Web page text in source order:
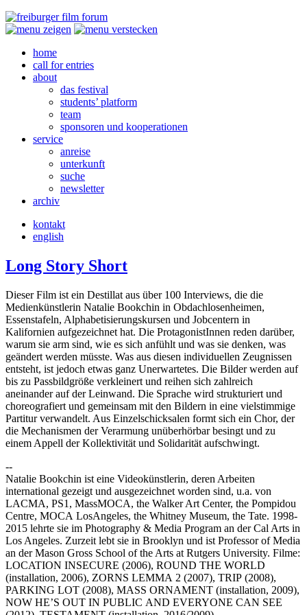
home
call for entries
about
das festival
students’ platform
team
sponsoren und kooperationen
service
anreise
unterkunft
suche
newsletter
archiv
kontakt
english
Long Story Short
Dieser Film ist ein Destillat aus über 100 Interviews, die die
Medienkünstlerin Natalie Bookchin in Obdachlosenheimen,
Essenstafeln, Alphabetisierungskursen und Jobcentern in
Kalifornien aufgezeichnet hat. Die ProtagonistInnen reden darüber,
warum sie arm sind, wie es sich anfühlt und was sie denken, was
geändert werden müsste. Was aus diesen individuellen Zeugnissen
entsteht, ist jedoch etwas ganz Unerwartetes. Die Bilder werden auf
bis zu Passbildgröße verkleinert und reihen sich zahlreich
aneinander auf der Leinwand. Die Sprache wird strukturiert und
choreografiert und gemeinsam mit den Bildern in eine vielstimmige
Partitur verwandelt. Aus Einzelschicksalen formt sich ein Chor, der
die Mechanismen der Verarmung unüberhörbar besingt und zu
einem Appell der Kollektivität und Solidarität aufschwingt.
--
Natalie Bookchin ist eine Videokünstlerin, deren Arbeiten
international gezeigt und ausgezeichnet worden sind, u.a. von
LACMA, PS1 , MassMOCA, the Walker Art Center, the Pompidou
Centre, MOCA LosAngeles, the Whitney Museum, the Tate. 1998-
2015 lehrte sie im Photography & Media Program an der Cal Arts in
Los Angeles. Zurzeit lebt sie in Brooklyn und ist Professor of Media
an der Mason Gross School of the Arts at Rutgers University. Filme:
LOCATION INSECURE (2006), ROUND THE WORLD
(installation, 2006), ZORNS LEMMA 2 (2007), TRIP (2008),
PARKING LOT (2008), MASS ORNAMENT (installation, 2009),
NOW HE’S OUT IN PUBLIC AND EVERYONE CAN SEE